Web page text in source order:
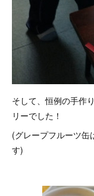
そして、恒例の手作
リーでした！
(グレープフルーツ
す)